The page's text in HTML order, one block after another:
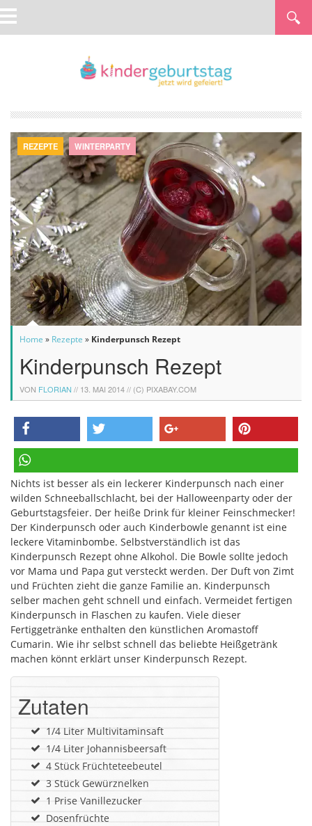
REZEPTE WINTERPARTY
Home » Rezepte » Kinderpunsch Rezept
Kinderpunsch Rezept
VON FLORIAN // 13. MAI 2014// (C) PIXABAY.COM
teilen
teilen
Nichts ist besser als ein leckerer Kinderpunsch nach einer
wilden Schneeballschlacht, bei der Halloweenparty oder der
Geburtstagsfeier. Der heiße Drink für kleiner Feinschmecker!
Der Kinderpunsch oder auch Kinderbowle genannt ist eine
leckere Vitaminbombe. Selbstverständlich ist das
Kinderpunsch Rezept ohne Alkohol. Die Bowle sollte jedoch
vor Mama und Papa gut versteckt werden. Der Duft von Zimt
und Früchten zieht die ganze Familie an. Kinderpunsch
selber machen geht schnell und einfach. Vermeidet fertigen
Kinderpunsch in Flaschen zu kaufen. Viele dieser
Fertiggetränke enthalten den künstlichen Aromastoff
Cumarin. Wie ihr selbst schnell das beliebte Heißgetränk
machen könnt erklärt unser Kinderpunsch Rezept.
Zutaten
1/4 Liter Multivitaminsaft
1/4 Liter Johannisbeersaft
4 Stück Früchteteebeutel
3 Stück Gewürznelken
1 Prise Vanillezucker
Dosenfrüchte